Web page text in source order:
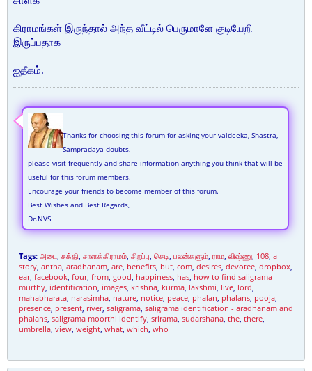
கிராமங்கள் இருந்தால் அந்த வீட்டில் பெருமாளே குடியேறி
இருப்பதாக
ஐதீகம்.
Thanks for choosing this forum for asking your vaideeka, Shastra,
Sampradaya doubts,
please visit frequently and share information anything you think that will be
useful for this forum members.
Encourage your friends to become member of this forum.
Best Wishes and Best Regards,
Dr.NVS
Tags: அடை, சக்தி, சாளக்கிராமம், சிறப்பு, செடி, பலன்களும், ராம, விஷ்ணு, 108, a
story, antha, aradhanam, are, benefits, but, com, desires, devotee, dropbox,
ear, facebook, four, from, good, happiness, has, how to find saligrama
murthy, identification, images, krishna, kurma, lakshmi, live, lord,
mahabharata, narasimha, nature, notice, peace, phalan, phalans, pooja,
presence, present, river, saligrama, saligrama identification - aradhanam and
phalans, saligrama moorthi identify, srirama, sudarshana, the, there,
umbrella, view, weight, what, which, who